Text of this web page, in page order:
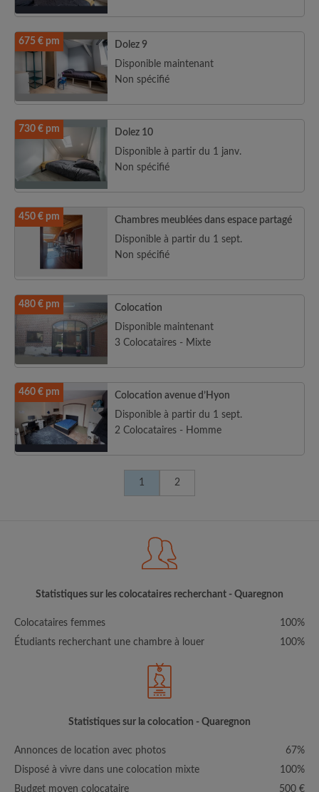
675 € pm
Dolez 9
Disponible maintenant
Non spécifié
730 € pm
Dolez 10
Disponible à partir du 1 janv.
Non spécifié
450 € pm
Chambres meublées dans espace partagé
Disponible à partir du 1 sept.
Non spécifié
480 € pm
Colocation
Disponible maintenant
3 Colocataires - Mixte
460 € pm
Colocation avenue d’Hyon
Disponible à partir du 1 sept.
2 Colocataires - Homme
1 2
Statistiques sur les colocataires recherchant - Quaregnon
Colocataires femmes
100%
Étudiants recherchant une chambre à louer
100%
Statistiques sur la colocation - Quaregnon
Annonces de location avec photos
67%
Disposé à vivre dans une colocation mixte
100%
Budget moyen colocataire
500 €